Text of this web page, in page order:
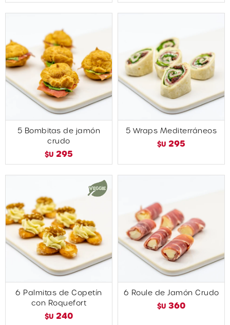
5 Bombitas de jamón
crudo
$U 295
5 Wraps Mediterráneos
$U 295
6 Palmitas de Copetín
con Roquefort
$U 240
6 Roule de Jamón Crudo
$U 360